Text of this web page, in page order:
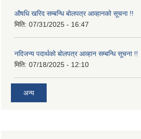
औषधि खरिद सम्बन्धि बोलपत्र आव्हानको सूचना !!
मिति: 07/31/2025 - 16:47
नदिजन्य पदार्थको बोलपत्र आव्हान सम्बन्धि सूचना !!
मिति: 07/18/2025 - 12:10
अन्य